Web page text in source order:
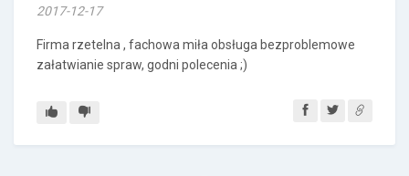
2017-12-17
Firma rzetelna , fachowa miła obsługa bezproblemowe
załatwianie spraw, godni polecenia ;)